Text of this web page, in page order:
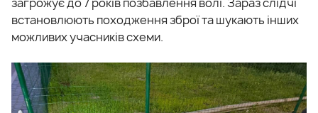
встановлюють походження зброї та шукають інших
можливих учасників схеми.